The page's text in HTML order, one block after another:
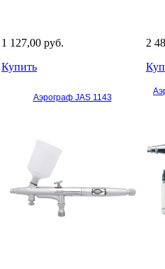
1 127,00 руб.
Купить
2
Аэрограф JAS 1143